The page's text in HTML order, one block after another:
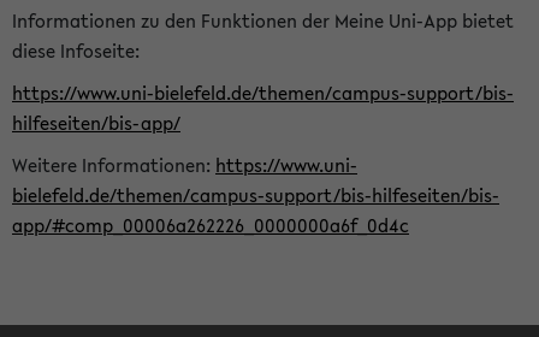
Informationen zu den Funktionen der Meine Uni-App bietet
diese Infoseite:
https://www.uni-bielefeld.de/themen/campus-support/bis-
hilfeseiten/bis-app/
Weitere Informationen: https://www.uni-
bielefeld.de/themen/campus-support/bis-hilfeseiten/bis-
app/#comp_00006a262226_0000000a6f_0d4c